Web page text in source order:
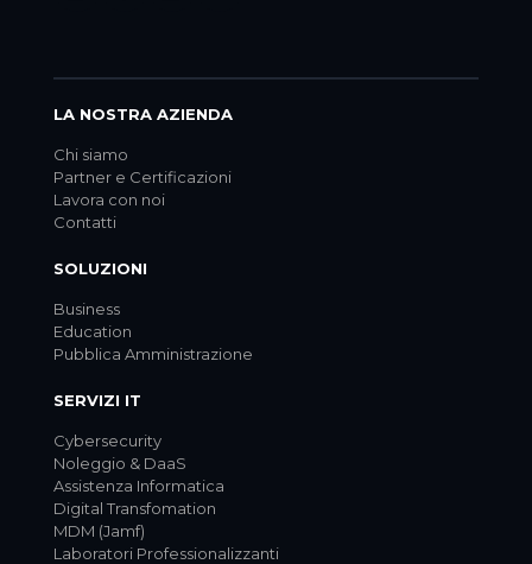
LA NOSTRA AZIENDA
Chi siamo
Partner e Certificazioni
Lavora con noi
Contatti
SOLUZIONI
Business
Education
Pubblica Amministrazione
SERVIZI IT
Cybersecurity
Noleggio & DaaS
Assistenza Informatica
Digital Transfomation
MDM (Jamf)
Laboratori Professionalizzanti